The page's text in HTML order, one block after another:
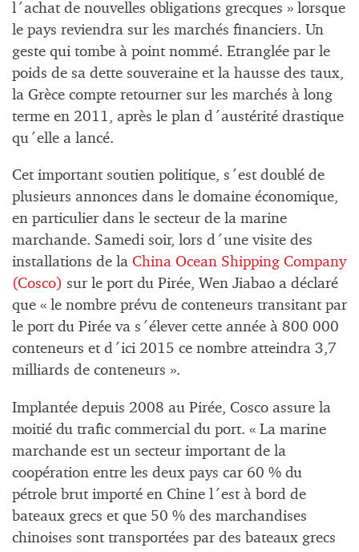
l´achat de nouvelles obligations grecques » lorsque
le pays reviendra sur les marchés financiers. Un
geste qui tombe à point nommé. Etranglée par le
poids de sa dette souveraine et la hausse des taux,
la Grèce compte retourner sur les marchés à long
terme en 2011, après le plan d´austérité drastique
qu´elle a lancé.
Cet important soutien politique, s´est doublé de
plusieurs annonces dans le domaine économique,
en particulier dans le secteur de la marine
marchande. Samedi soir, lors d´une visite des
installations de la China Ocean Shipping Company
(Cosco) sur le port du Pirée, Wen Jiabao a déclaré
que « le nombre prévu de conteneurs transitant par
le port du Pirée va s´élever cette année à 800 000
conteneurs et d´ici 2015 ce nombre atteindra 3,7
milliards de conteneurs ».
Implantée depuis 2008 au Pirée, Cosco assure la
moitié du trafic commercial du port. « La marine
marchande est un secteur important de la
coopération entre les deux pays car 60 % du
pétrole brut importé en Chine l´est à bord de
bateaux grecs et que 50 % des marchandises
chinoises sont transportées par des bateaux grecs